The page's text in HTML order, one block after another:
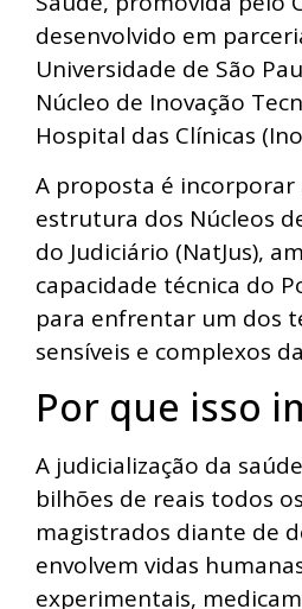
desenvolvido em
Universidade de São
Núcleo de Inovação
Hospital das Clínicas
A proposta é
estrutura dos Núcleos
do Judiciário (NatJus),
capacidade técnica do
para enfrentar um dos
sensíveis e complexos
Por que isso
A judicialização da
bilhões de reais todos
magistrados diante de
envolvem vidas
experimentais,